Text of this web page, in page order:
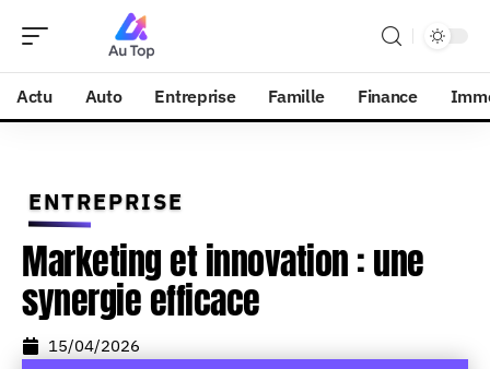
Actu Auto Entreprise Famille Finance
ENTREPRISE
Marketing et innovation : une
synergie efficace
15/04/2026